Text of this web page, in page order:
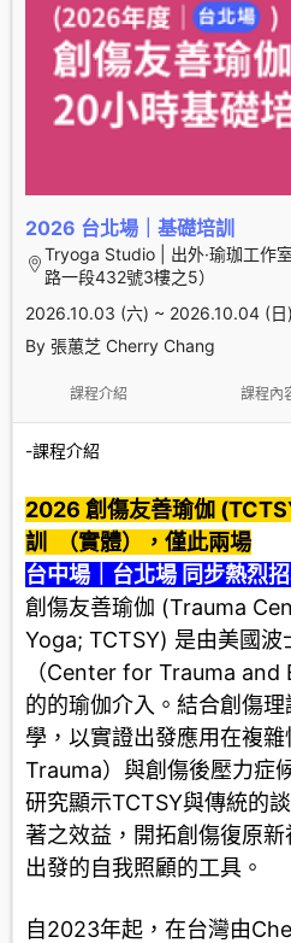
2026 台北場｜基礎培訓
Tryoga Studio | 出外·瑜珈工作
路一段432號3樓之5）
2026.10.03 (六) ~ 2026.10.04 (日)
By 張蕙芝 Cherry Chang
課程介紹 課程內
-課程介紹
2026 創傷友善瑜伽
訓
（實體），僅此兩場
台中場｜台北場 同步熱烈
創傷友善瑜伽 (Trauma
Yoga; TCTSY) 是由美國波
（Center for Trauma
的的瑜伽介入。結合創傷
學，以實證出發應用在複
Trauma）與創傷後壓力症
研究顯示TCTSY與傳統的
著之效益，開拓創傷復原
出發的自我照顧的工具。
自2023年起，在台灣由